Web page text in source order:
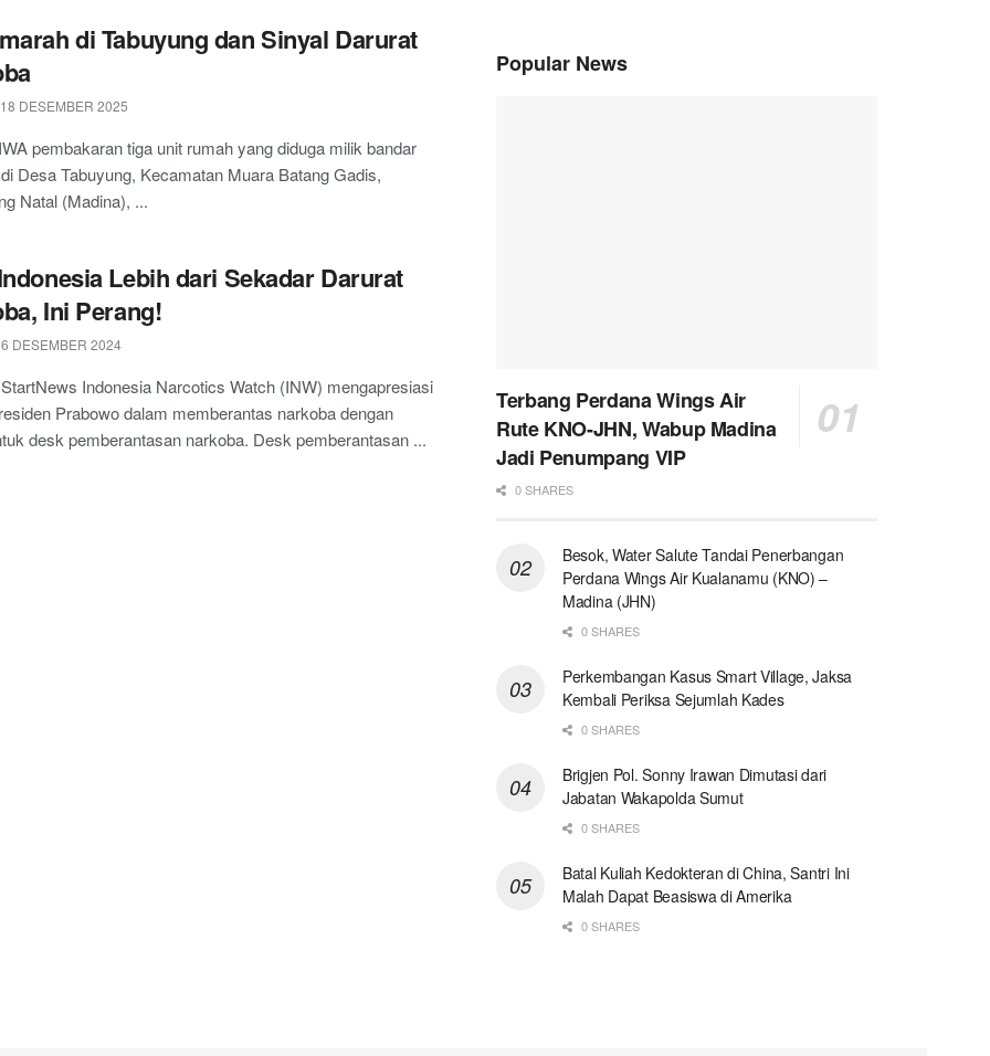
di Tabuyung dan Sinyal Darurat
DESEMBER 2025
pembakaran tiga unit rumah yang diduga milik bandar
Desa Tabuyung, Kecamatan Muara Batang Gadis,
Natal (Madina), ...
Lebih dari Sekadar Darurat
Ini Perang!
DESEMBER 2024
Indonesia Narcotics Watch (INW) mengapresiasi
Prabowo dalam memberantas narkoba dengan
desk pemberantasan narkoba. Desk pemberantasan ...
Popular News
Terbang Perdana Wings Air
Rute KNO-JHN, Wabup Madina
Jadi Penumpang VIP
0 SHARES
Besok, Water Salute Tandai Penerbangan
Perdana Wings Air Kualanamu (KNO) –
Madina (JHN)
0 SHARES
Perkembangan Kasus Smart Village, Jaksa
Kembali Periksa Sejumlah Kades
0 SHARES
Brigjen Pol. Sonny Irawan Dimutasi dari
Jabatan Wakapolda Sumut
0 SHARES
Batal Kuliah Kedokteran di China, Santri Ini
Malah Dapat Beasiswa di Amerika
0 SHARES